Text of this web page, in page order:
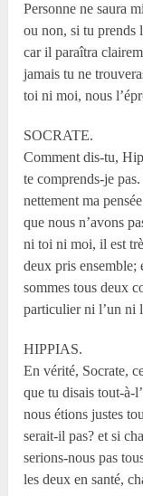
Personne ne saura
ou non, si tu prends
car il paraîtra
jamais tu ne
toi ni moi, nous
SOCRATE.
Comment dis-tu,
te comprends-je
nettement ma
que nous n’avons
ni toi ni moi, il est
deux pris ensemble;
sommes tous deux
particulier ni l’un ni
HIPPIAS.
En vérité, Socrate,
que tu disais tout-à-
nous étions justes
serait-il pas? et si
serions-nous pas
les deux en santé,